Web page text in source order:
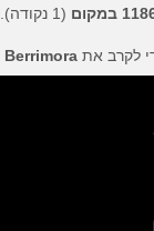
במקום (1 נקודה).
לקרב את Berrimora